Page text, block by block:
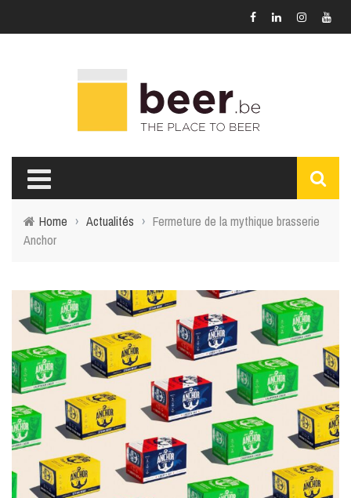
Home › Actualités › Fermeture de la mythique brasserie
Anchor